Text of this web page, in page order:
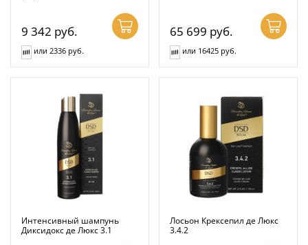
9 342 руб.
или 2336 руб.
65 699 руб.
или 16425 руб.
Интенсивный шампунь
Диксидокс де Люкс 3.1
Лосьон Крексепил де Люкс
3.4.2